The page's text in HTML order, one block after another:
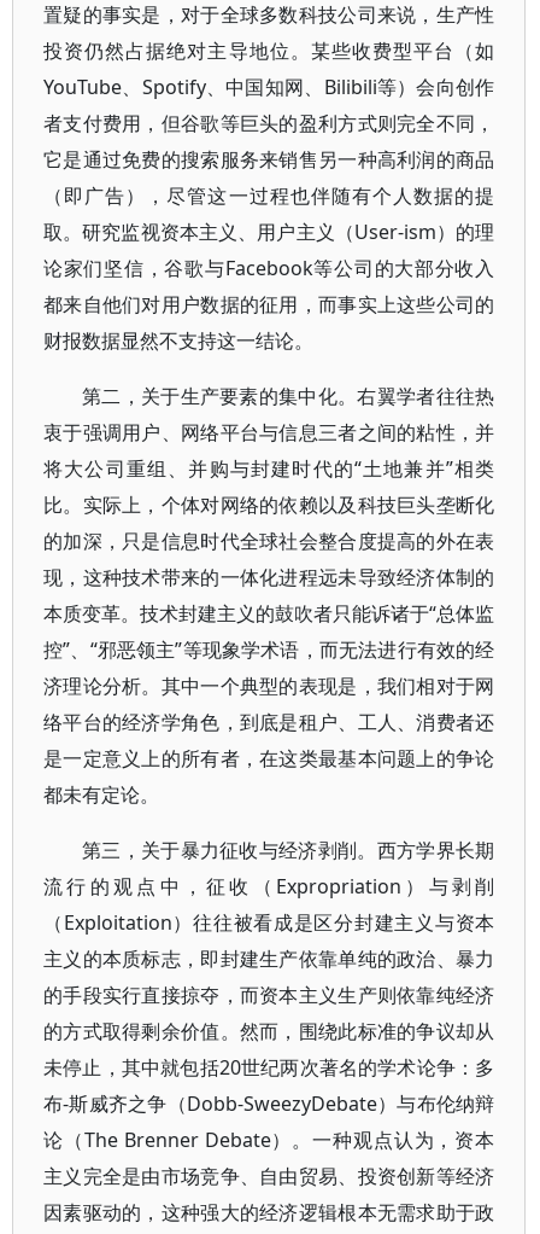
置疑的事实是，对于全球多数科技公司来说，生产性
投资仍然占据绝对主导地位。某些收费型平台（如
YouTube、Spotify、中国知网、Bilibili等）会向创作
者支付费用，但谷歌等巨头的盈利方式则完全不同，
它是通过免费的搜索服务来销售另一种高利润的商品
（即广告），尽管这一过程也伴随有个人数据的提
取。研究监视资本主义、用户主义（User-ism）的理
论家们坚信，谷歌与Facebook等公司的大部分收入
都来自他们对用户数据的征用，而事实上这些公司的
财报数据显然不支持这一结论。
第二，关于生产要素的集中化。右翼学者往往热
衷于强调用户、网络平台与信息三者之间的粘性，并
将大公司重组、并购与封建时代的“土地兼并”相类
比。实际上，个体对网络的依赖以及科技巨头垄断化
的加深，只是信息时代全球社会整合度提高的外在表
现，这种技术带来的一体化进程远未导致经济体制的
本质变革。技术封建主义的鼓吹者只能诉诸于“总体监
控”、“邪恶领主”等现象学术语，而无法进行有效的经
济理论分析。其中一个典型的表现是，我们相对于网
络平台的经济学角色，到底是租户、工人、消费者还
是一定意义上的所有者，在这类最基本问题上的争论
都未有定论。
第三，关于暴力征收与经济剥削。西方学界长期
流行的观点中，征收（Expropriation）与剥削
（Exploitation）往往被看成是区分封建主义与资本
主义的本质标志，即封建生产依靠单纯的政治、暴力
的手段实行直接掠夺，而资本主义生产则依靠纯经济
的方式取得剩余价值。然而，围绕此标准的争议却从
未停止，其中就包括20世纪两次著名的学术论争：多
布-斯威齐之争（Dobb-SweezyDebate）与布伦纳辩
论（The Brenner Debate）。一种观点认为，资本
主义完全是由市场竞争、自由贸易、投资创新等经济
因素驱动的，这种强大的经济逻辑根本无需求助于政